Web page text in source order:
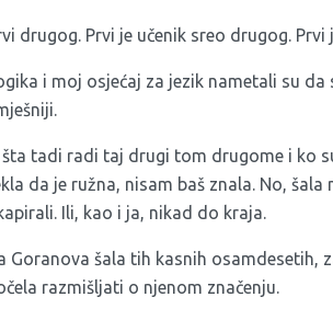
drugog. Prvi je učenik sreo drugog.
i moj osjećaj za jezik nametali su
tadi radi taj drugi tom drugome i ko
da je ružna, nisam baš znala. No,
Ili, kao i ja, nikad do kraja.
Goranova šala tih kasnih osamdesetih,
razmišljati o njenom značenju.